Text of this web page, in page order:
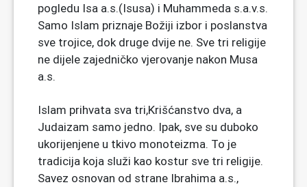
pogledu Isa a.s.(Isusa) i Muhammeda s.a.v.s.
Samo Islam priznaje Božiji izbor i poslanstva
sve trojice, dok druge dvije ne. Sve tri religije
ne dijele zajedničko vjerovanje nakon Musa
a.s.
Islam prihvata sva tri,Krišćanstvo dva, a
Judaizam samo jedno. Ipak, sve su duboko
ukorijenjene u tkivo monoteizma. To je
tradicija koja služi kao kostur sve tri religije.
Savez osnovan od strane Ibrahima a.s.,